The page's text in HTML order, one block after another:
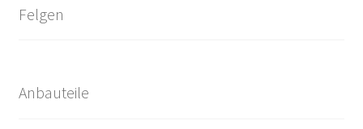
Felgen
Anbauteile